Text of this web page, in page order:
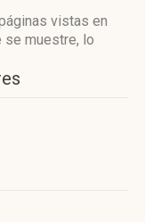
vistas en
se muestre, lo